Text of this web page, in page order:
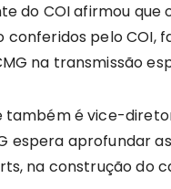
do COI afirmou que
conferidos pelo COI,
na transmissão
também é vice-
espera aprofundar
na construção do